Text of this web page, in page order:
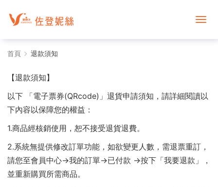
退
款
須
知
-
電
子
首頁 退款須知
【退款須知】
以下 「電子票券(QRcode)」退貨申請須知，請詳細閱讀以
下內容以保障您的權益：
1.商品經核銷使用，恕不接受退貨退費。
2.系統無提供修改訂單功能，如欲變更人數，需退票重訂，
請您至會員中心→我的訂單→已付款 →按下 「我要退款」
，
並重新購買所需商品。